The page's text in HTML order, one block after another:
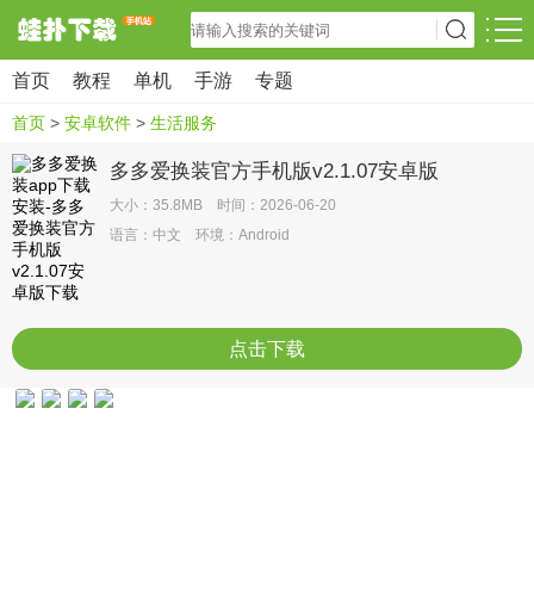
首页 教程 单机 手游 专题
首页 > 安卓软件 > 生活服务
多多爱换装官方手机版v2.1.07安卓版
大小：35.8MB 时间：2026-06-20
语言：中文 环境：Android
点击下载